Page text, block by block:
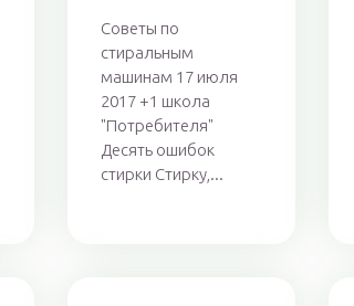
Советы по
стиральным
машинам 17 июля
2017 +1 школа
"Потребителя"
Десять ошибок
стирки Стирку,...